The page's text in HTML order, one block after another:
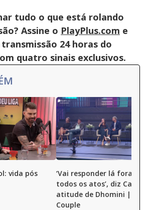
tudo o que está rolando
Assine o PlayPlus.com e
24 horas do
quatro sinais exclusivos.
vida pós
‘Vai responder lá fora por
todos os atos’, diz Carol
atitude de Dhomini |
Couple